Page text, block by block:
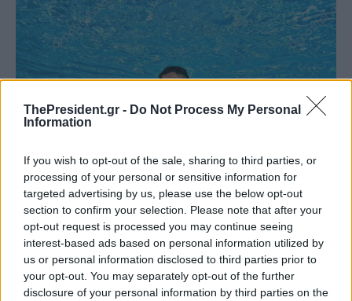
ThePresident.gr - Do Not Process My Personal
Information
If you wish to opt-out of the sale, sharing to third parties, or
processing of your personal or sensitive information for
targeted advertising by us, please use the below opt-out
section to confirm your selection. Please note that after your
opt-out request is processed you may continue seeing
interest-based ads based on personal information utilized by
us or personal information disclosed to third parties prior to
your opt-out. You may separately opt-out of the further
disclosure of your personal information by third parties on the